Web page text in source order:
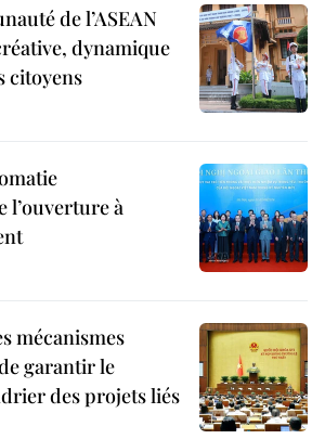
de l’ASEAN
dynamique
citoyens
l’ouverture à
mécanismes
garantir le
des projets liés